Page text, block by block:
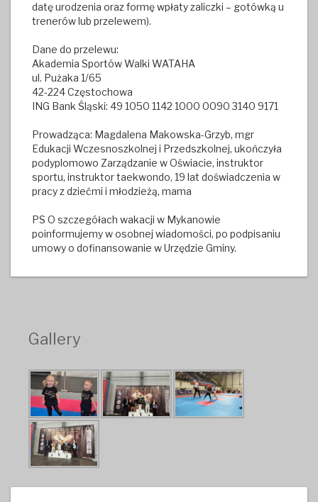
datę urodzenia oraz formę wpłaty zaliczki – gotówką u
trenerów lub przelewem).
Dane do przelewu:
Akademia Sportów Walki WATAHA
ul. Pużaka 1/65
42-224 Częstochowa
ING Bank Śląski: 49 1050 1142 1000 0090 3140 9171
Prowadząca: Magdalena Makowska-Grzyb, mgr
Edukacji Wczesnoszkolnej i Przedszkolnej, ukończyła
podyplomowo Zarządzanie w Oświacie, instruktor
sportu, instruktor taekwondo, 19 lat doświadczenia w
pracy z dziećmi i młodzieżą, mama
PS O szczegółach wakacji w Mykanowie
poinformujemy w osobnej wiadomości, po podpisaniu
umowy o dofinansowanie w Urzędzie Gminy.
Gallery